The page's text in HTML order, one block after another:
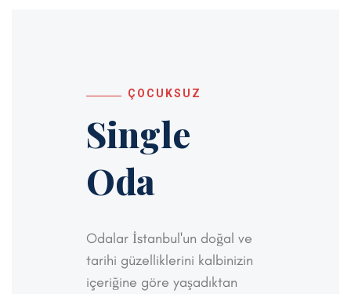
ÇOCUKSUZ
Single
Oda
Odalar İstanbul'un doğal ve
tarihi güzelliklerini kalbinizin
içeriğine göre yaşadıktan